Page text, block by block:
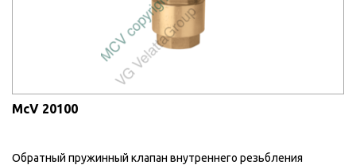
McV 20100
Обратный пружинный клапан внутреннего резьбления